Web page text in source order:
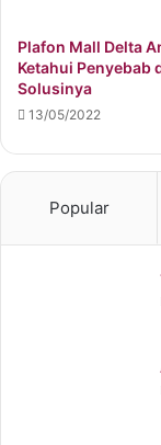
Plafon Mall Delta
Ketahui Penyebab
Solusinya
13/05/2022
Popular